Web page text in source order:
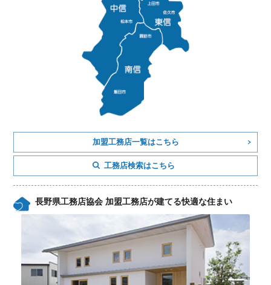
加盟工務店一覧はこちら
工務店検索はこちら
長野県工務店協会 加盟工務店が建てる快適な住まい